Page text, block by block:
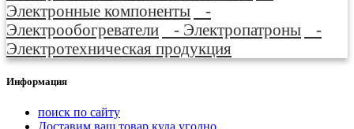
Электронные компоненты
-
Электрообогреватели
- Электропатроны
-
Электротехническая продукция
Информация
поиск по сайту
Доставим ваш товар куда угодно